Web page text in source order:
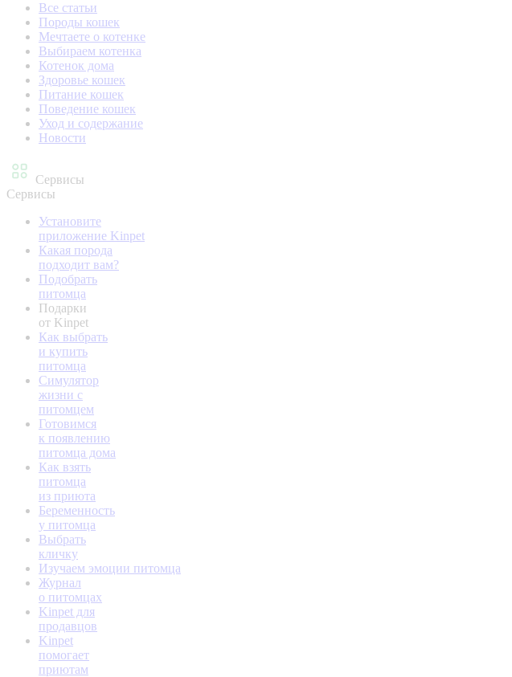
Все статьи
Породы кошек
Мечтаете о котенке
Выбираем котенка
Котенок дома
Здоровье кошек
Питание кошек
Поведение кошек
Уход и содержание
Новости
Сервисы
Сервисы
Установите
приложение Kinpet
Какая порода
подходит вам?
Подобрать
питомца
Подарки
от Kinpet
Как выбрать
и купить
питомца
Симулятор
жизни с
питомцем
Готовимся
к появлению
питомца дома
Как взять
питомца
из приюта
Беременность
у питомца
Выбрать
кличку
Изучаем эмоции питомца
Журнал
о питомцах
Kinpet для
продавцов
Kinpet
помогает
приютам